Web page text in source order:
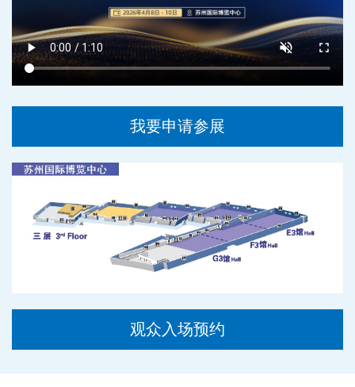
我要申请参展
观众入场预约